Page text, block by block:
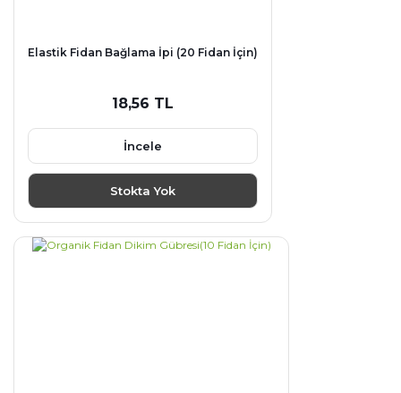
Elastik Fidan Bağlama İpi (20 Fidan İçin)
18,56 TL
İncele
Stokta Yok